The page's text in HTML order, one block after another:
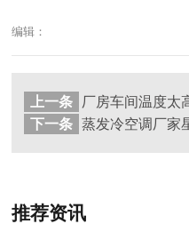
编辑：
上一条
下一条
推荐资讯